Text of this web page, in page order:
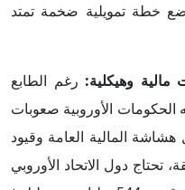
خطة تمويلية ضخمة تمتد
رغم الطابع
لمطلب 5%، تُواجه الحكومات الأوروبية صعوبات
المالية العامة وقيود
تحتاج دول الاتحاد الأوروبي